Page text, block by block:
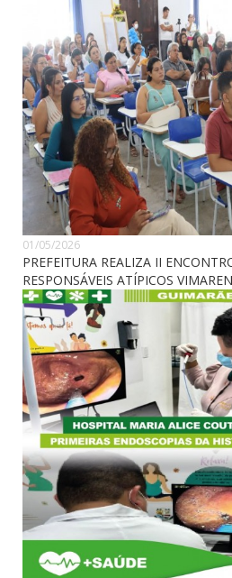
01/05/2026
PREFEITURA REALIZA II
RESPONSÁVEIS ATÍPICOS